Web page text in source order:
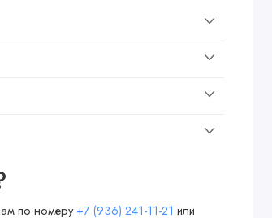
по номеру+7 (936) 241-11-21 или